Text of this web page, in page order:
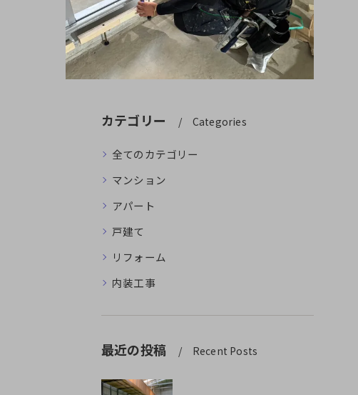
カテゴリー Categories
全てのカテゴリー
マンション
アパート
戸建て
リフォーム
内装工事
最近の投稿 Recent Posts